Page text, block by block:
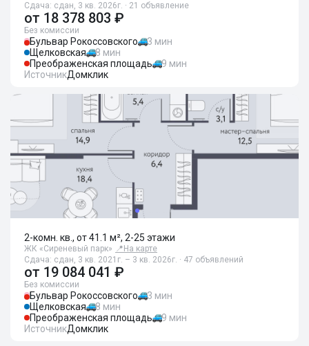
Сдача: сдан, 3 кв. 2026г. · 21 объявление
от 18 378 803 ₽
Без комиссии
Бульвар Рокоссовского
3 мин
Щелковская
8 мин
Преображенская площадь
9 мин
ИсточникДомклик
2-комн. кв., от 41.1 м², 2-25 этажи
ЖК «Сиреневый парк» 📍 На карте
Сдача: сдан, 3 кв. 2021г. – 3 кв. 2026г. · 47 объявлений
от 19 084 041 ₽
Без комиссии
Бульвар Рокоссовского
3 мин
Щелковская
8 мин
Преображенская площадь
9 мин
ИсточникДомклик